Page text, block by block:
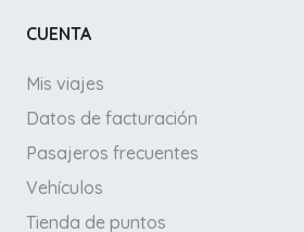
CUENTA
Mis viajes
Datos de facturación
Pasajeros frecuentes
Vehículos
Tienda de puntos